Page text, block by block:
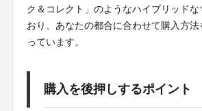
ク＆コレクト」のようなハイブリッド
おり、あなたの都合に合わせて購入方
っています。
購入を後押しするポイント